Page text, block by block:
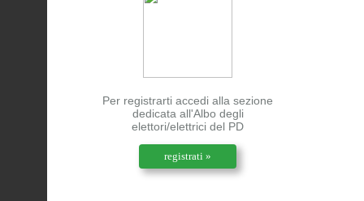
Per registrarti accedi alla sezione
dedicata all'Albo degli
elettori/elettrici del PD